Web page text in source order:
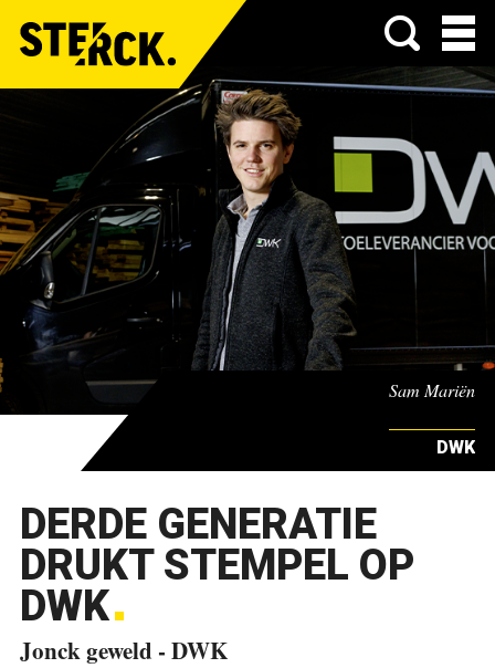
Menu
Sam Mariën
DWK
DERDE GENERATIE
DRUKT STEMPEL OP
DWK
Jonck geweld - DWK